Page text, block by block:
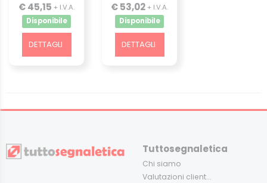
€ 45,15 + I.V.A.
Disponibile
DETTAGLI
€ 53,02+ I.V.A.
Disponibile
DETTAGLI
Tuttosegnaletica
Chi siamo
Valutazioni client...